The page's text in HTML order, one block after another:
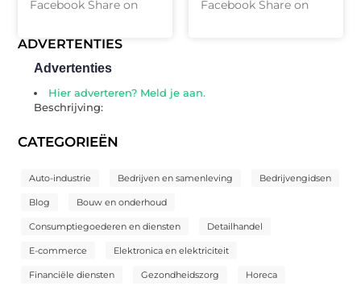
Facebook Share on Facebook Share on
ADVERTENTIES
Advertenties
Hier adverteren? Meld je aan.
Beschrijving:
CATEGORIEËN
Auto-industrie Bedrijven en samenleving Bedrijvengidsen
Blog Bouw en onderhoud
Consumptiegoederen en diensten Detailhandel
E-commerce Elektronica en elektriciteit
Financiële diensten Gezondheidszorg Horeca